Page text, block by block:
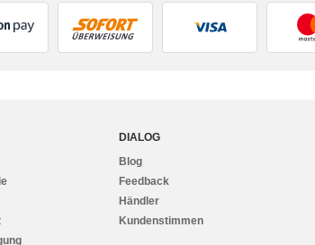
DIALOG
Blog
Feedback
Händler
Kundenstimmen